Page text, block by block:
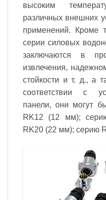
высоким
различных внешних
применений. Кроме
серии силовых
заключаются в
извлечения,
стойкости и т. д., а
соответствии с
панели, они могут
RK12 (12 мм);
RK20 (22 мм); серию